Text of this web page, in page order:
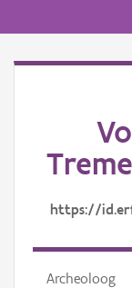
https://
Archeoloog